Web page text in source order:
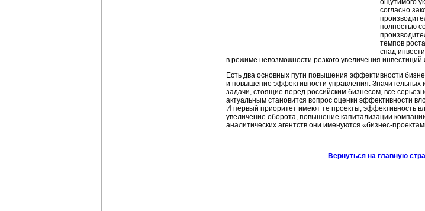
ощутимого
согласно
полностью
темпов
спад
в режиме невозможности резкого увеличения
Есть два основных пути повышения эффективности
и повышение эффективности управления. Значительных
задачи, стоящие перед российским бизнесом, все
актуальным становится вопрос оценки эффективности
И первый приоритет имеют те проекты, эффективность
увеличение оборота, повышение капитализации
аналитических агентств они именуются «бизнес-
Вернуться на главную